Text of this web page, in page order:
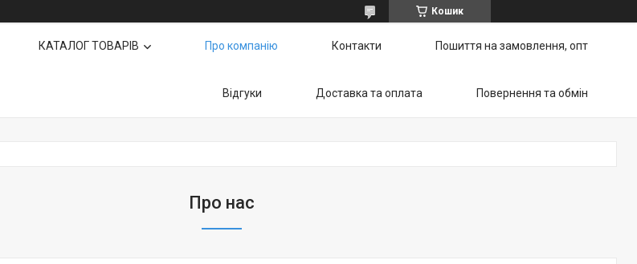
Кошик
КАТАЛОГ ТОВАРІВ Про компанію Контакти Пошиття на замовлення, опт
Відгуки Доставка та оплата Повернення та обмін
Про нас